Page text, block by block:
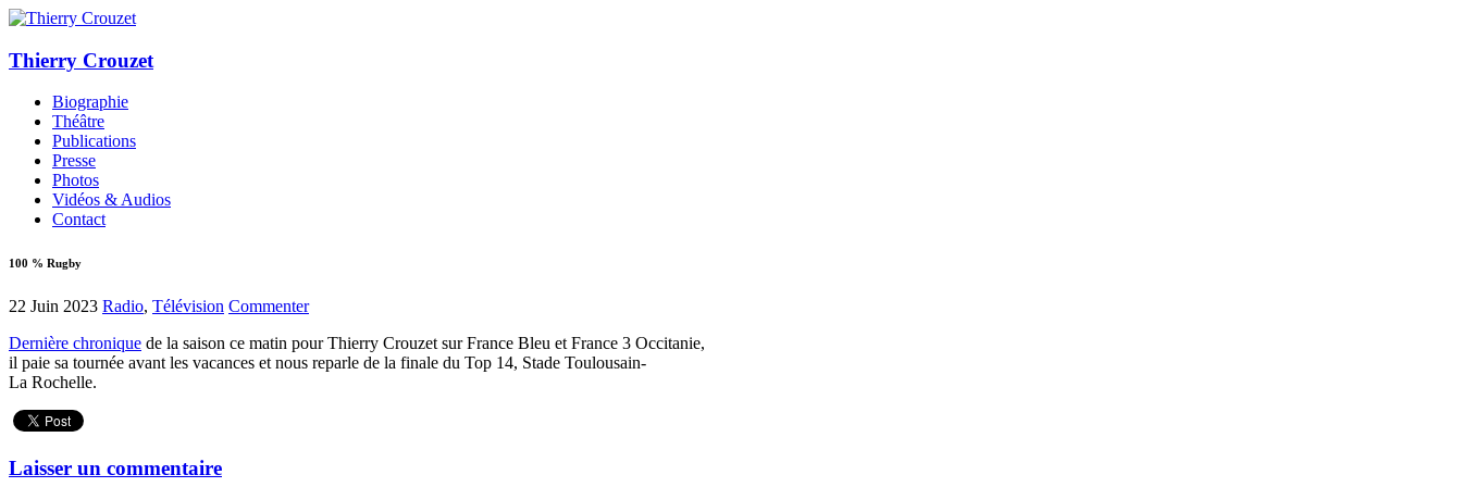
Thierry Crouzet
Biographie
Théâtre
Publications
Presse
Photos
Vidéos & Audios
Contact
100 % Rugby
22 Juin 2023 Radio, Télévision Commenter
Dernière chronique de la saison ce matin pour Thierry Crouzet sur France Bleu et France 3 Occitanie,
il paie sa tournée avant les vacances et nous reparle de la finale du Top 14, Stade Toulousain-
La Rochelle.
Laisser un commentaire